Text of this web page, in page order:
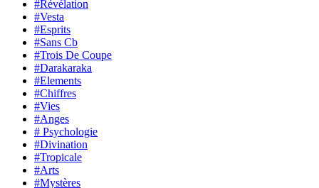
#Révélation
#Vesta
#Esprits
#Sans Cb
#Trois De Coupe
#Darakaraka
#Elements
#Chiffres
#Vies
#Anges
# Psychologie
#Divination
#Tropicale
#Arts
#Mystères